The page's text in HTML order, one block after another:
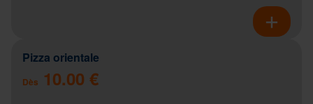
Pizza orientale
Dès 10.00 €